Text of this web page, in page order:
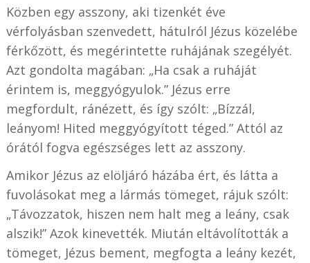
Közben egy asszony, aki tizenkét éve
vérfolyásban szenvedett, hátulról Jézus közelébe
férkőzött, és megérintette ruhájának szegélyét.
Azt gondolta magában: „Ha csak a ruháját
érintem is, meggyógyulok.” Jézus erre
megfordult, ránézett, és így szólt: „Bízzál,
leányom! Hited meggyógyított téged.” Attól az
órától fogva egészséges lett az asszony.
Amikor Jézus az elöljáró házába ért, és látta a
fuvolásokat meg a lármás tömeget, rájuk szólt:
„Távozzatok, hiszen nem halt meg a leány, csak
alszik!” Azok kinevették. Miután eltávolították a
tömeget, Jézus bement, megfogta a leány kezét,